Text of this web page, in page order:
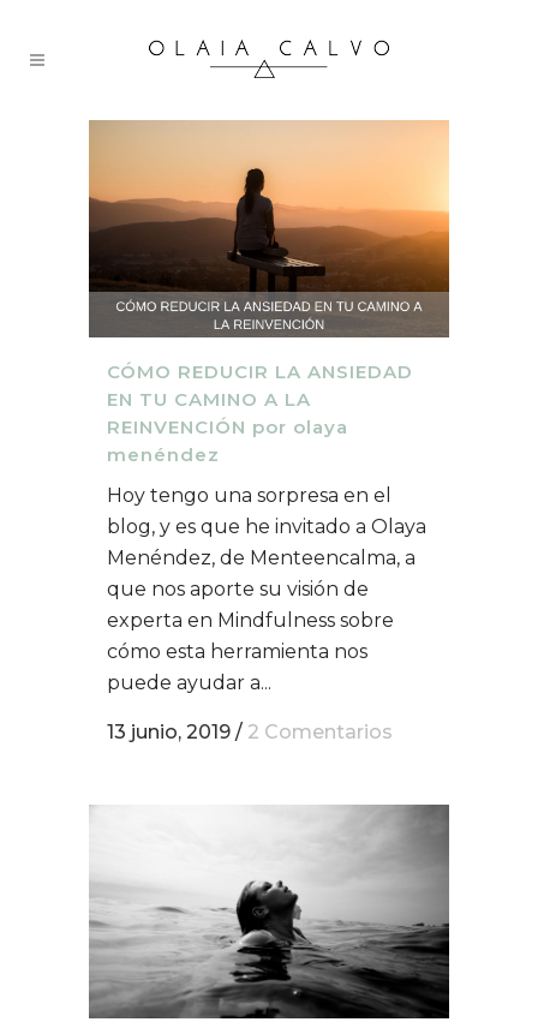
CÓMO REDUCIR LA ANSIEDAD
EN TU CAMINO A LA
REINVENCIÓN por olaya
menéndez
Hoy tengo una sorpresa en el
blog, y es que he invitado a Olaya
Menéndez, de Menteencalma, a
que nos aporte su visión de
experta en Mindfulness sobre
cómo esta herramienta nos
puede ayudar a...
13 junio, 2019 / 2 Comentarios